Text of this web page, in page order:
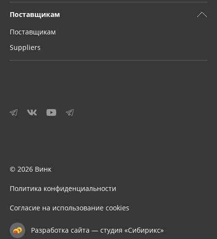
Поставщикам
Поставщикам
Suppliers
© 2026 Винк
Политика конфиденциальности
Согласие на использование cookies
Разработка сайта — студия «Сибирикс»